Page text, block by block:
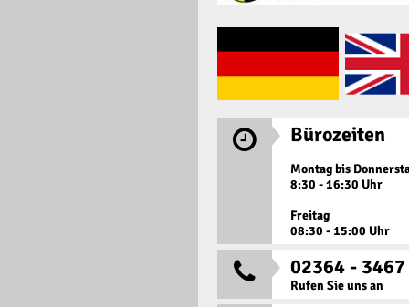
 Bürozeiten
Montag bis
8:30 - 16:30 Uhr
Freitag
08:30 - 15:00 Uhr
 02364 - 3467
Rufen Sie uns an